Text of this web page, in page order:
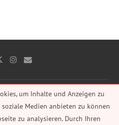
Datenschutz
Designed and Developed by PenciDesign.
by Anna Pause
um Inhalte und Anzeigen zu
Medien anbieten zu können
zu analysieren. Durch Ihren